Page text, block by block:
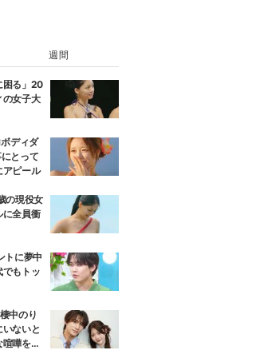
週間
困る」20
の女子大
ディダ
とって
アピール
の現役女
に全員衝
トに夢中
でもトッ
中のり
ないと
嘩を経